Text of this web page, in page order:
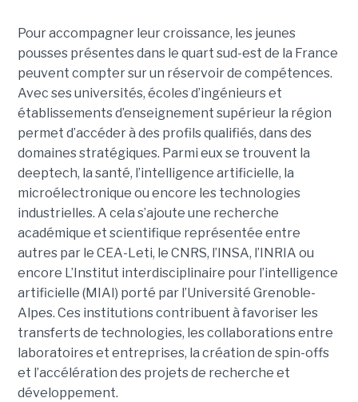
Pour accompagner leur croissance, les jeunes
pousses présentes dans le quart sud-est de la France
peuvent compter sur un réservoir de compétences.
Avec ses universités, écoles d’ingénieurs et
établissements d’enseignement supérieur la région
permet d’accéder à des profils qualifiés, dans des
domaines stratégiques. Parmi eux se trouvent la
deeptech, la santé, l’intelligence artificielle, la
microélectronique ou encore les technologies
industrielles. A cela s’ajoute une recherche
académique et scientifique représentée entre
autres par le CEA-Leti, le CNRS, l’INSA, l’INRIA ou
encore L’Institut interdisciplinaire pour l’intelligence
artificielle (MIAI) porté par l’Université Grenoble-
Alpes. Ces institutions contribuent à favoriser les
transferts de technologies, les collaborations entre
laboratoires et entreprises, la création de spin-offs
et l’accélération des projets de recherche et
développement.